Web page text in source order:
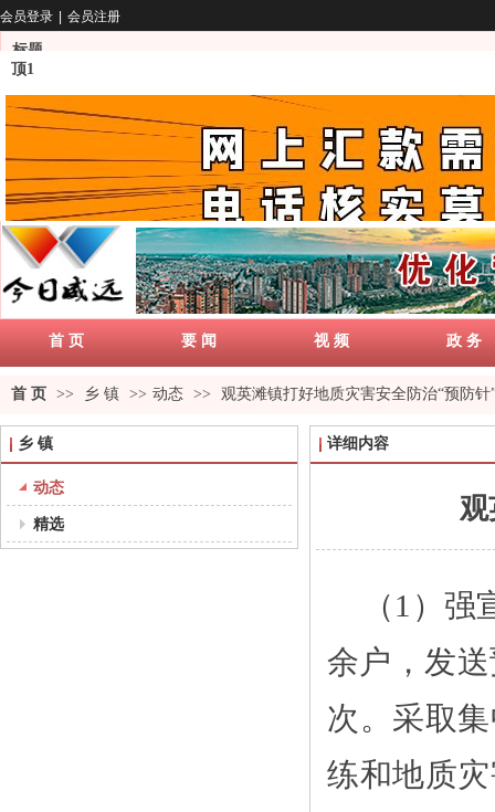
标题
顶1
会员登录 会员注册
首 页 要 闻 视 频 政 务
首 页 >> 乡 镇 >> 动态 >> 观英滩镇打好地质灾害安全防治“预防针
乡 镇
动态
精选
详细内容
（1）
余户，发
次。采取
练和地质